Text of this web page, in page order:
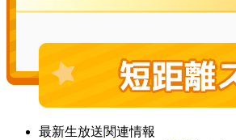
最新生放送関連情報